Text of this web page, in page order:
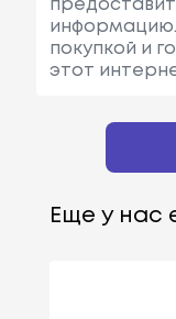
покупкой и
этот
Еще у нас